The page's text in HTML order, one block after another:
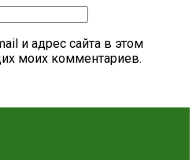
и адрес сайта в этом
моих комментариев.